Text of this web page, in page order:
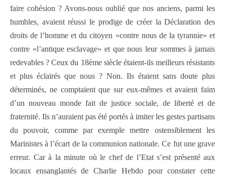
faire cohésion ? Avons-nous oublié que nos anciens, parmi les
humbles, avaient réussi le prodige de créer la Déclaration des
droits de l’homme et du citoyen «contre nous de la tyrannie» et
contre «l’antique esclavage» et que nous leur sommes à jamais
redevables ? Ceux du 18ème siècle étaient-ils meilleurs résistants
et plus éclairés que nous ? Non. Ils étaient sans doute plus
déterminés, ne comptaient que sur eux-mêmes et avaient faim
d’un nouveau monde fait de justice sociale, de liberté et de
fraternité. Ils n’auraient pas été portés à imiter les gestes partisans
du pouvoir, comme par exemple mettre ostensiblement les
Marinistes à l’écart de la communion nationale. Ce fut une grave
erreur. Car à la minute où le chef de l’Etat s’est présenté aux
locaux ensanglantés de Charlie Hebdo pour constater cette